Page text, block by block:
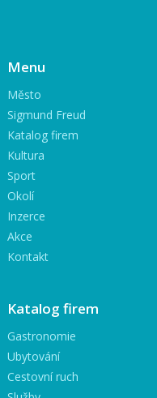
Menu
Město
Sigmund Freud
Katalog firem
Kultura
Sport
Okolí
Inzerce
Akce
Kontakt
Katalog firem
Gastronomie
Ubytování
Cestovní ruch